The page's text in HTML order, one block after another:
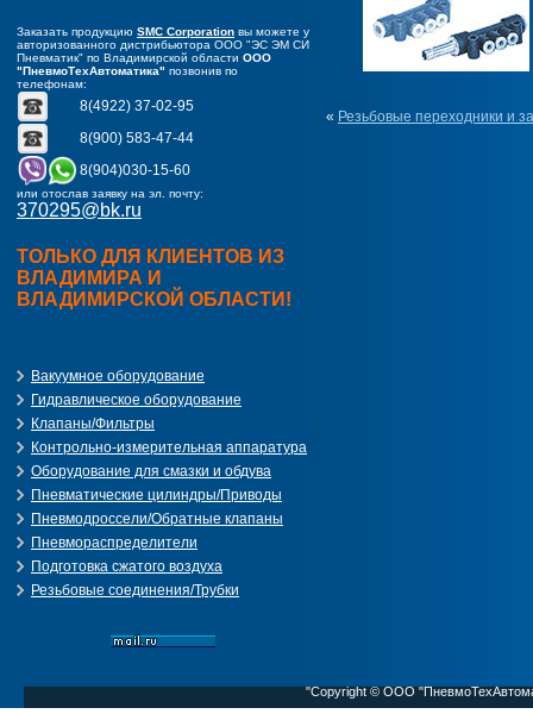
Заказать продукцию SMC Corporation вы можете у
авторизованного дистрибьютора ООО "ЭС ЭМ СИ
Пневматик" по Владимирской области ООО
"ПневмоТехАвтоматика" позвонив по
телефонам:
8(4922) 37-02-95
8(900) 583-47-44
8(904)030-15-60
или отослав заявку на эл. почту:
370295@bk.ru
ТОЛЬКО ДЛЯ КЛИЕНТОВ ИЗ
ВЛАДИМИРА И
ВЛАДИМИРСКОЙ ОБЛАСТИ!
Вакуумное оборудование
Гидравлическое оборудование
Клапаны/Фильтры
Контрольно-измерительная аппаратура
Оборудование для смазки и обдува
Пневматические цилиндры/Приводы
Пневмодроссели/Обратные клапаны
Пневмораспределители
Подготовка сжатого воздуха
Резьбовые соединения/Трубки
« Резьбовые переходники и
"Copyright © ООО